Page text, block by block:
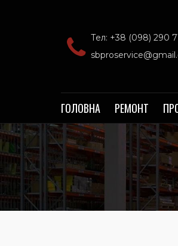
Тел: +38 (098) 290
ГОЛОВНА РЕМОНТ